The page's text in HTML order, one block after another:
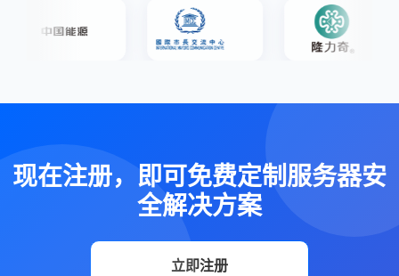
现在注册，即可免费定制服务器安
全解决方案
立即注册